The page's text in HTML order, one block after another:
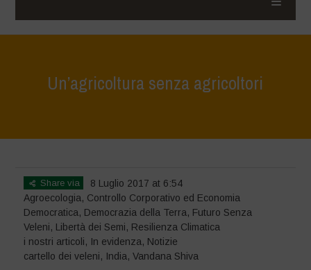
Un’agricoltura senza agricoltori
Share via
8 Luglio 2017 at 6:54
Agroecologia, Controllo Corporativo ed Economia
Democratica, Democrazia della Terra, Futuro Senza
Veleni, Libertà dei Semi, Resilienza Climatica
i nostri articoli, In evidenza, Notizie
cartello dei veleni, India,Vandana Shiva